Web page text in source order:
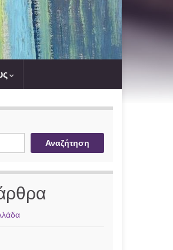
Αναζήτηση